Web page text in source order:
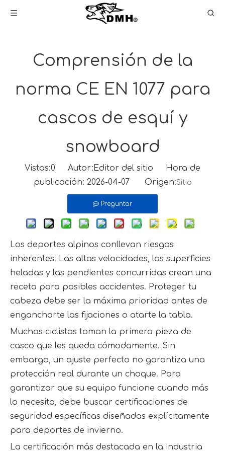
Comprensión de la
norma CE EN 1077 para
cascos de esquí y
snowboard
Vistas:0 Autor:Editor del sitio Hora de
publicación: 2026-04-07 Origen:Sitio
Preguntar
Los deportes alpinos conllevan riesgos
inherentes. Las altas velocidades, las superficies
heladas y las pendientes concurridas crean una
receta para posibles accidentes. Proteger tu
cabeza debe ser la máxima prioridad antes de
engancharte las fijaciones o atarte la tabla.
Muchos ciclistas toman la primera pieza de
casco que les queda cómodamente. Sin
embargo, un ajuste perfecto no garantiza una
protección real durante un choque. Para
garantizar que su equipo funcione cuando más
lo necesita, debe buscar certificaciones de
seguridad específicas diseñadas explícitamente
para deportes de invierno.
La certificación más destacada en la industria